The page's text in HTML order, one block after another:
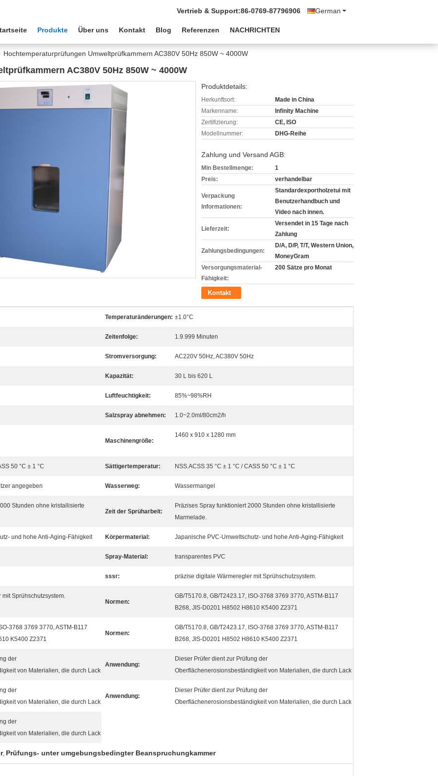
German
Vertrieb & Support:86-0769-87796906
Produkte Über uns Kontakt Blog Referenzen NACHRICHTEN
Hochtemperaturprüfungen Umweltprüfkammern AC380V 50Hz 850W ~ 4000W
AC380V 50Hz 850W ~ 4000W
Produktdetails:
Herkunftsort:
Made in China
Markenname:
Infinity Machine
Zertifizierung:
CE, ISO
Modellnummer:
DHG-Reihe
Zahlung und Versand AGB:
Min Bestellmenge:
1
Preis:
verhandelbar
Verpackung
Informationen:
Standardexportholzetui mit
Benutzerhandbuch und
Video nach innen.
Lieferzeit:
Versendet in 15 Tage nach
Zahlung
Zahlungsbedingungen:
D/A, D/P, T/T, Western Union,
MoneyGram
Versorgungsmaterial-
Fähigkeit:
200 Sätze pro Monat
Kontakt
Temperaturänderungen: ±1.0°C
Zeitenfolge: 1.9.999 Minuten
Stromversorgung: AC220V 50Hz, AC380V 50Hz
Kapazität: 30 L bis 620 L
Luftfeuchtigkeit: 85%~98%RH
Salzspray abnehmen: 1.0~2.0ml/80cm2/h
Maschinengröße:
1460 x 910 x 1280 mm
50 °C ± 1 °C Sättigertemperatur: NSS.ACSS 35 °C ± 1 °C / CASS 50 °C ± 1 °C
angegeben Wasserweg: Wassermangel
Stunden ohne kristallisierte
Zeit der Sprüharbeit:
Präzises Spray funktioniert 2000 Stunden ohne kristallisierte
Marmelade.
und hohe Anti-Aging-Fähigkeit Körpermaterial: Japanische PVC-Umweltschutz- und hohe Anti-Aging-Fähigkeit
Spray-Material: transparentes PVC
sssr: präzise digitale Wärmeregler mit Sprühschutzsystem.
Sprühschutzsystem.
Normen:
GB/T5170.8, GB/T2423.17, ISO-3768 3769 3770, ASTM-B117
B268, JIS-D0201 H8502 H8610 K5400 Z2371
3768 3769 3770, ASTM-B117
K5400 Z2371
Normen:
GB/T5170.8, GB/T2423.17, ISO-3768 3769 3770, ASTM-B117
B268, JIS-D0201 H8502 H8610 K5400 Z2371
der
von Materialien, die durch Lack
Anwendung:
Dieser Prüfer dient zur Prüfung der
Oberflächenerosionsbeständigkeit von Materialien, die durch Lack
der
von Materialien, die durch Lack
Anwendung:
Dieser Prüfer dient zur Prüfung der
Oberflächenerosionsbeständigkeit von Materialien, die durch Lack
der
von Materialien, die durch Lack
, Prüfungs- unter umgebungsbedingter Beanspruchungkammer